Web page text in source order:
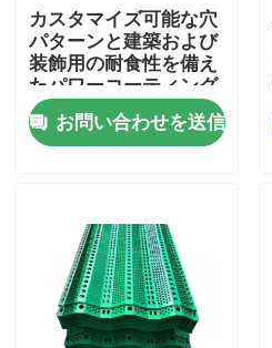
家へ
VRショー
カスタマイズ可能な穴
パターンと建築および
装飾用の耐食性を備え
たパワーコーティング
されたパンチングメタ
ルシート
お問い合わせを送信